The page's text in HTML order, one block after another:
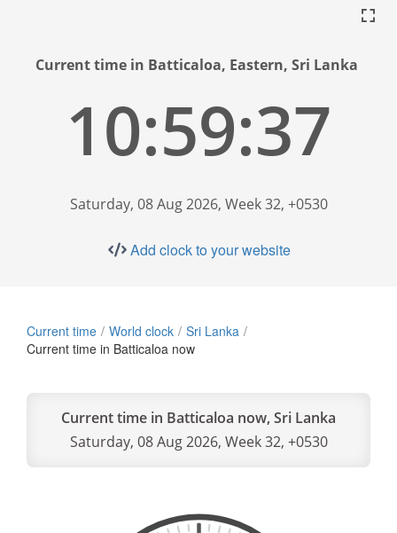
Current time in Batticaloa, Eastern, Sri Lanka
10:59:37
Saturday, 08 Aug 2026, Week 32, +0530
Add clock to your website
Current time World clock
Sri Lanka
Current time in Batticaloa now
Current time in Batticaloa now, Sri Lanka
Saturday, 08 Aug 2026, Week 32, +0530